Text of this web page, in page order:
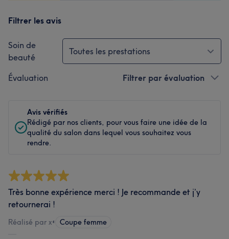
Filtrer les avis
Soin de
beauté
Toutes les prestations
Évaluation Filtrer par évaluation
Avis vérifiés
Rédigé par nos clients, pour vous faire une idée de la
qualité du salon dans lequel vous souhaitez vous
rendre.
Très bonne expérience merci ! Je recommande et j’y
retournerai !
Réalisé par x• Coupe femme